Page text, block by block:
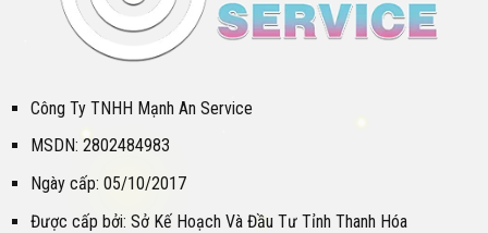
Công Ty TNHH Mạnh An Service
MSDN: 2802484983
Ngày cấp: 05/10/2017
Được cấp bởi: Sở Kế Hoạch Và Đầu Tư Tỉnh Thanh Hóa